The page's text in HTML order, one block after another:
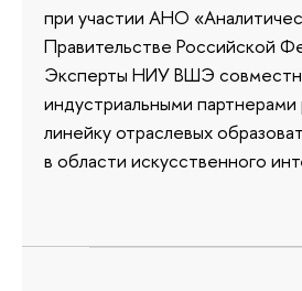
при участии АНО
Правительстве Российской
Эксперты НИУ ВШЭ
индустриальными партнерами
линейку отраслевых
в области искусственного